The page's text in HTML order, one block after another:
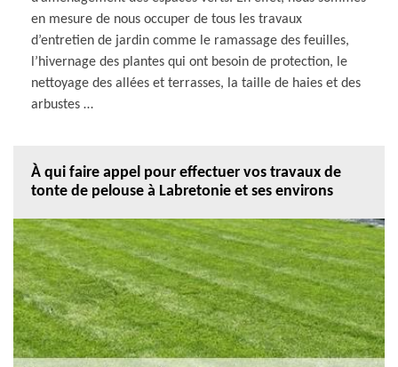
en mesure de nous occuper de tous les travaux
d’entretien de jardin comme le ramassage des feuilles,
l’hivernage des plantes qui ont besoin de protection, le
nettoyage des allées et terrasses, la taille de haies et des
arbustes …
À qui faire appel pour effectuer vos travaux de
tonte de pelouse à Labretonie et ses environs